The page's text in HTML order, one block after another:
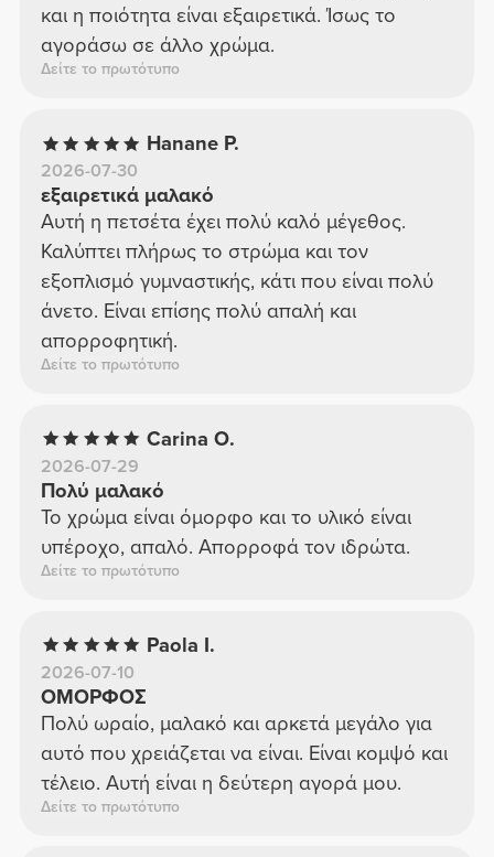
και η ποιότητα είναι εξαιρετικά. Ίσως το
αγοράσω σε άλλο χρώμα.
Δείτε το πρωτότυπο
Hanane P.
2026-07-30
εξαιρετικά μαλακό
Αυτή η πετσέτα έχει πολύ καλό μέγεθος.
Καλύπτει πλήρως το στρώμα και τον
εξοπλισμό γυμναστικής, κάτι που είναι πολύ
άνετο. Είναι επίσης πολύ απαλή και
απορροφητική.
Δείτε το πρωτότυπο
Carina O.
2026-07-29
Πολύ μαλακό
Το χρώμα είναι όμορφο και το υλικό είναι
υπέροχο, απαλό. Απορροφά τον ιδρώτα.
Δείτε το πρωτότυπο
Paola I.
2026-07-10
ΟΜΟΡΦΟΣ
Πολύ ωραίο, μαλακό και αρκετά μεγάλο για
αυτό που χρειάζεται να είναι. Είναι κομψό και
τέλειο. Αυτή είναι η δεύτερη αγορά μου.
Δείτε το πρωτότυπο